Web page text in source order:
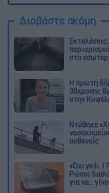
Διαβάστε ακόμη
στο
Η πρώτη
38χρονης
στην
Ντύθηκε
ασθενείς
«Όχι γκέι
Ρώσοι
για να...